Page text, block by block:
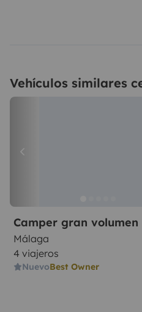
Vehículos similares
Camper gran volumen
Málaga
4 viajeros
NuevoBest Owner